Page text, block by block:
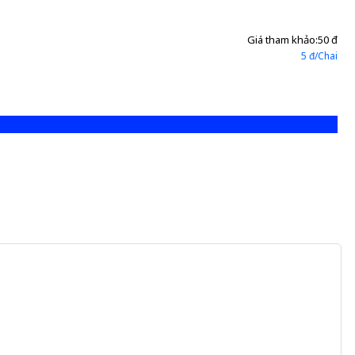
Giá tham khảo:50 đ
5 đ/Chai